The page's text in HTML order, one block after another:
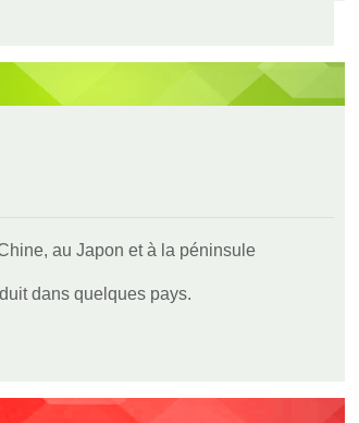
au Japon et à la péninsule
dans quelques pays.